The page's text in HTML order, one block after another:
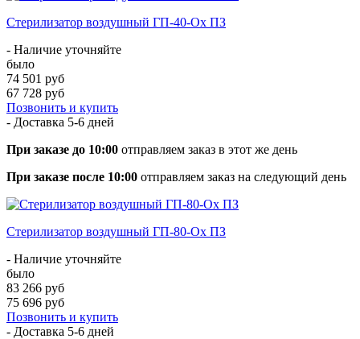
Стерилизатор воздушный ГП-40-Ох ПЗ
- Наличие уточняйте
было
74 501 руб
67 728 руб
Позвонить и купить
- Доставка 5-6 дней
При заказе до 10:00 отправляем заказ в этот же день
При заказе после 10:00 отправляем заказ на следующий день
Стерилизатор воздушный ГП-80-Ох ПЗ
- Наличие уточняйте
было
83 266 руб
75 696 руб
Позвонить и купить
- Доставка 5-6 дней